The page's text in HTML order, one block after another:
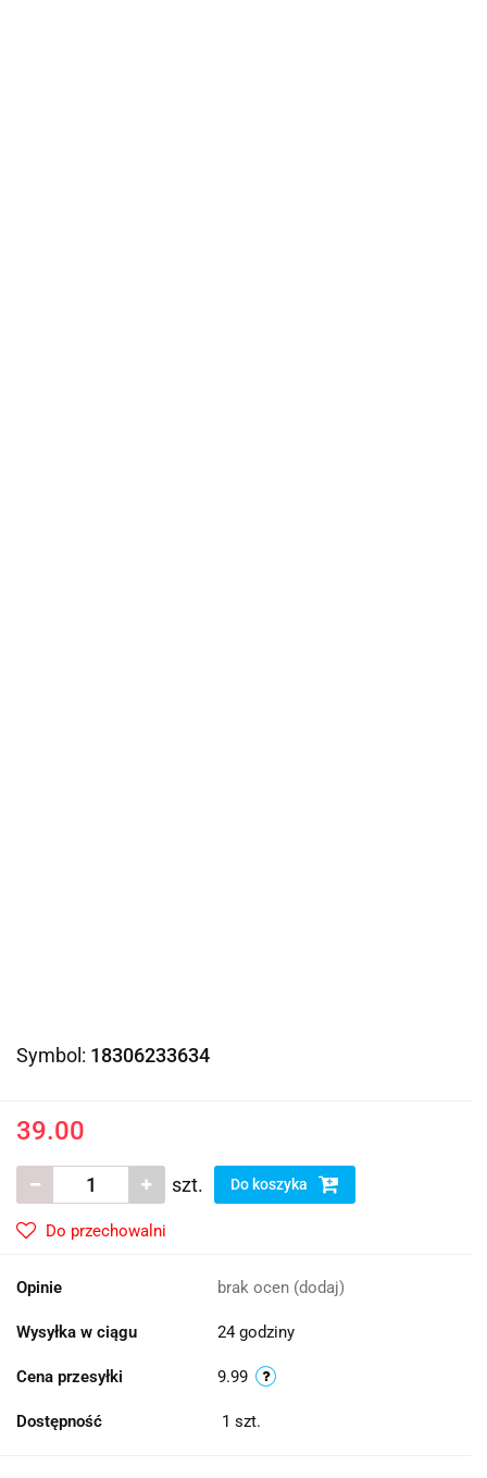
Symbol: 18306233634
39.00
szt. Do koszyka
Do przechowalni
Opinie brak ocen (dodaj)
Wysyłka w ciągu 24 godziny
Cena przesyłki 9.99
Dostępność 1 szt.